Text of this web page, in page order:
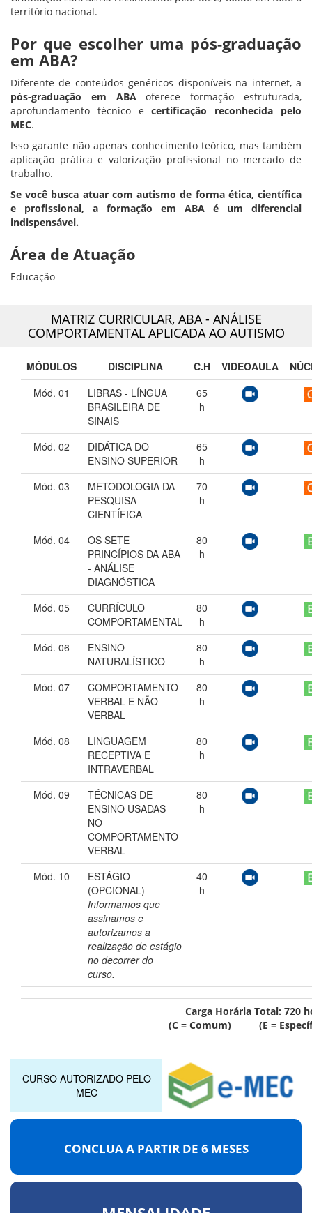
território nacional.
Por que escolher uma pós-graduação
em ABA?
Diferente de conteúdos genéricos disponíveis na internet, a
pós-graduação em ABAoferece formação estruturada,
aprofundamento técnico ecertificação reconhecida pelo
MEC.
Isso garante não apenas conhecimento teórico, mas também
aplicação prática e valorização profissional no mercado de
trabalho.
Se você busca atuar com autismo de forma ética, científica
e profissional, a formação em ABA é um diferencial
indispensável.
Área de Atuação
Educação
MATRIZ CURRICULAR, ABA - ANÁLISE
COMPORTAMENTAL APLICADA AO AUTISMO
MÓDULOS DISCIPLINA C.H VIDEOAULA
Mód. 01
LIBRAS - LÍNGUA
BRASILEIRA DE
SINAIS
65
h
Mód. 02
DIDÁTICA DO
ENSINO SUPERIOR
65
h
Mód. 03
METODOLOGIA DA
PESQUISA
CIENTÍFICA
70
h
Mód. 04
OS SETE
PRINCÍPIOS DA ABA
- ANÁLISE
DIAGNÓSTICA
80
h
Mód. 05
CURRÍCULO
COMPORTAMENTAL
80
h
Mód. 06
ENSINO
NATURALÍSTICO
80
h
Mód. 07
COMPORTAMENTO
VERBAL E NÃO
VERBAL
80
h
Mód. 08
LINGUAGEM
RECEPTIVA E
INTRAVERBAL
80
h
Mód. 09
TÉCNICAS DE
ENSINO USADAS
NO
COMPORTAMENTO
VERBAL
80
h
Mód. 10
ESTÁGIO
(OPCIONAL)
Informamos que
assinamos e
autorizamos a
realização de estágio
no decorrer do
curso.
40
h
Carga Horária Total: 720
(C = Comum) (E =
CURSO AUTORIZADO PELO
MEC
CONCLUA A PARTIR DE 6 MESES